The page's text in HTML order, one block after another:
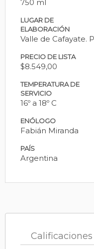
750 ml
LUGAR DE
ELABORACIÓN
Valle de Cafayate.
PRECIO DE LISTA
$8.549,00
TEMPERATURA DE
SERVICIO
16º a 18º C
ENÓLOGO
Fabián Miranda
PAÍS
Argentina